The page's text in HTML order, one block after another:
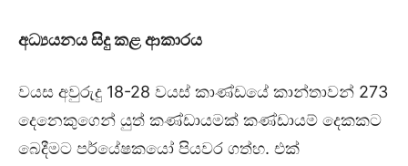
අධ්‍යයනය සිදු කළ ආකාරය
වයස අවුරුදු 18-28 වයස් කාණ්ඩයේ කාන්තාවන් 273
දෙනෙකුගෙන් යුත් කණ්ඩායමක් කණ්ඩායම් දෙකකට
බෙදීමට පර්යේෂකයෝ පියවර ගත්හ. එක්